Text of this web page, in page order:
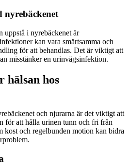
nyrebäckenet
uppstå i nyrebäckenet är
kan vara smärtsamma och
för att behandlas. Det är viktigt att
misstänker en urinvägsinfektion.
hos
och njurarna är det viktigt att
för att hålla urinen tunn och fri från
kost och regelbunden motion kan bidra